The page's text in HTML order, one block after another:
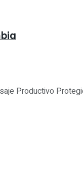
Productivo